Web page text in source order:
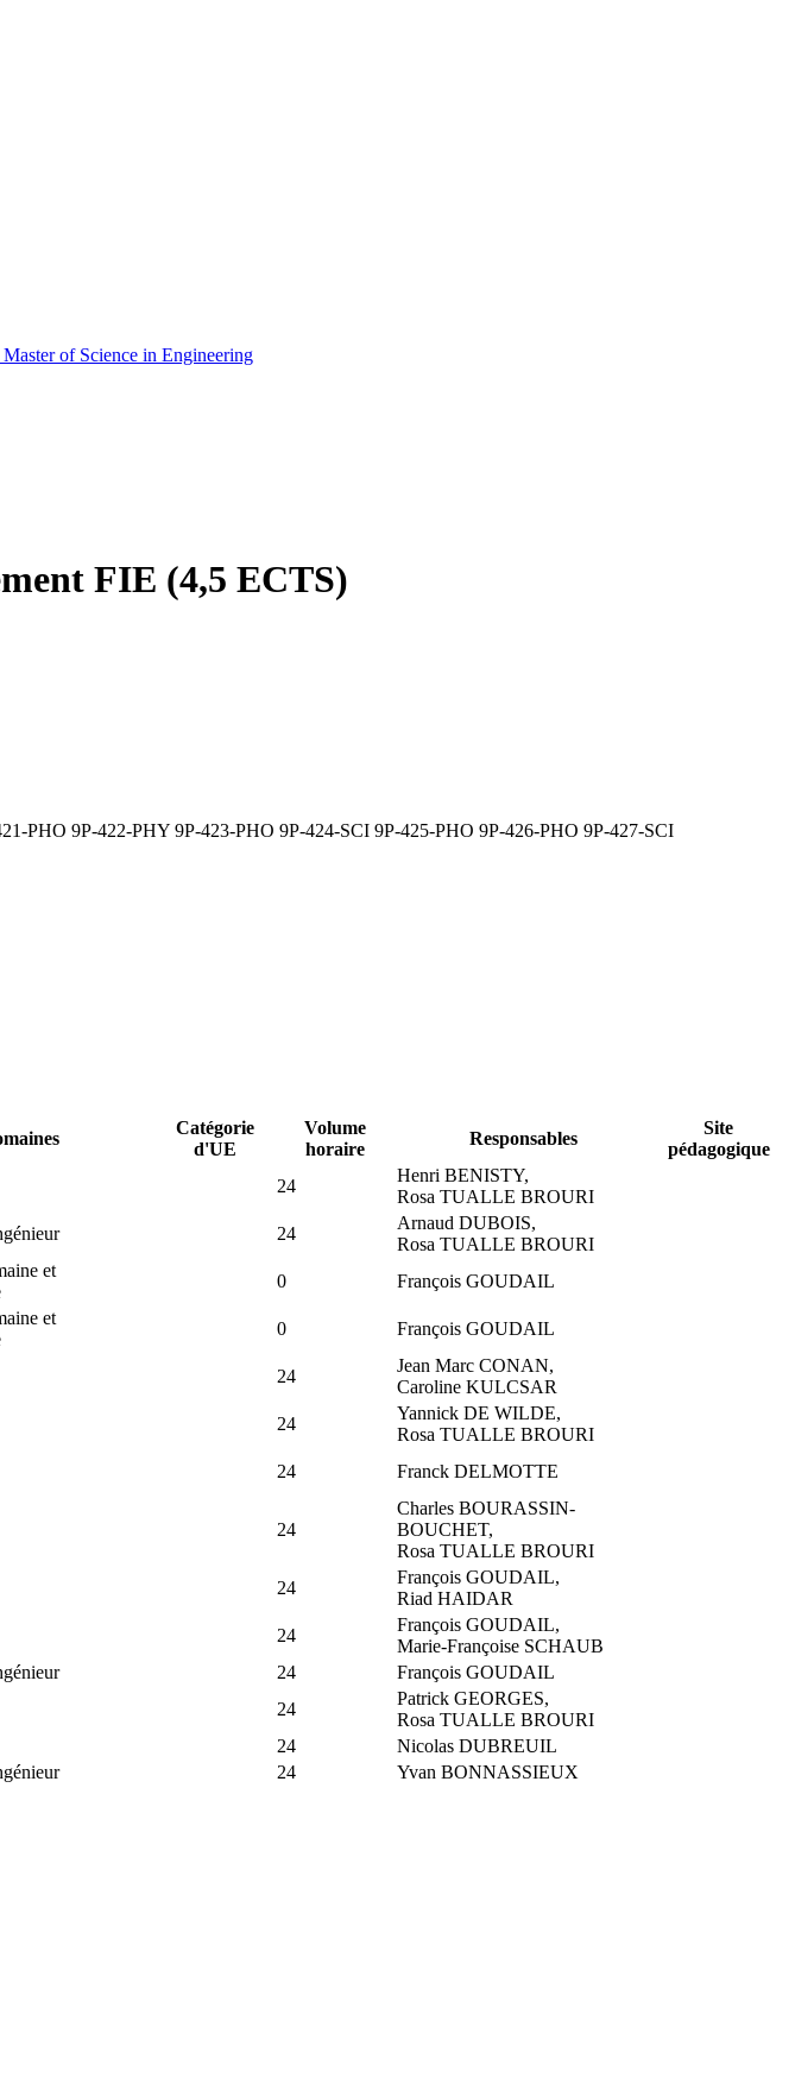
of Science in Engineering
FIE (4,5 ECTS)
PHO 9P-422-PHY 9P-423-PHO 9P-424-SCI 9P-425-PHO 9P-426-PHO 9P-427-SCI
Catégorie
d'UE
Volume
horaire
Responsables
Site
pédagogique
24
Henri BENISTY,
Rosa TUALLE BROURI
24
Arnaud DUBOIS,
Rosa TUALLE BROURI
et
0
François GOUDAIL
et
0 François GOUDAIL
24
Jean Marc CONAN,
Caroline KULCSAR
24
Yannick DE WILDE,
Rosa TUALLE BROURI
24 Franck DELMOTTE
24
Charles BOURASSIN-
BOUCHET,
Rosa TUALLE BROURI
24
François GOUDAIL,
Riad HAIDAR
24
François GOUDAIL,
Marie-Françoise SCHAUB
24
François GOUDAIL
24
Patrick GEORGES,
Rosa TUALLE BROURI
24
Nicolas DUBREUIL
24 Yvan BONNASSIEUX